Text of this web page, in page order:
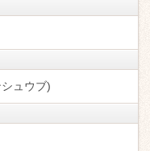
ュウブ)